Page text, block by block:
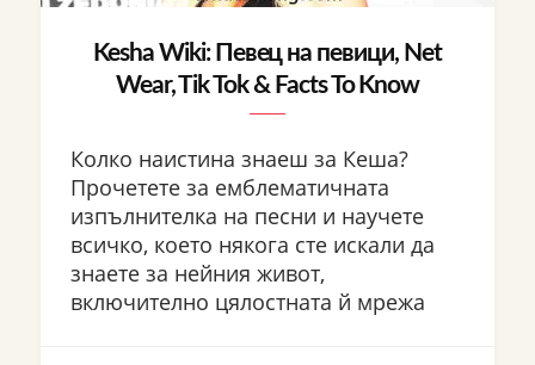
Kesha Wiki: Певец на певици, Net
Wear, Tik Tok & Facts To Know
Колко наистина знаеш за Кеша?
Прочетете за емблематичната
изпълнителка на песни и научете
всичко, което някога сте искали да
знаете за нейния живот,
включително цялостната й мрежа